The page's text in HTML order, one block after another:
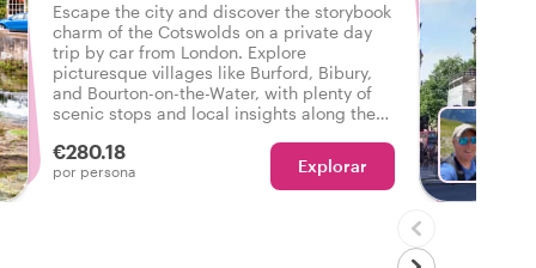
Escape the city and discover the storybook
charm of the Cotswolds on a private day
trip by car from London. Explore
picturesque villages like Burford, Bibury,
and Bourton-on-the-Water, with plenty of
scenic stops and local insights along the
let your host tailor the experience just for
you.
€280.18
por persona Explorar